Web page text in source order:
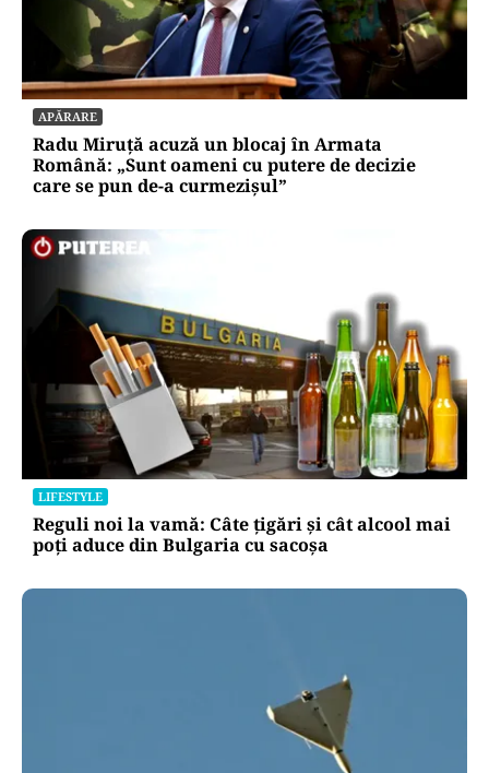
APĂRARE
Radu Miruță acuză un blocaj în Armata
Română: „Sunt oameni cu putere de decizie
care se pun de-a curmezișul”
LIFESTYLE
Reguli noi la vamă: Câte țigări și cât alcool mai
poți aduce din Bulgaria cu sacoșa